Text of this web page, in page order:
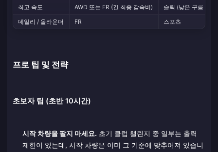
최고 속도
AWD 또는 FR (긴 최종 감속비)
슬릭 (낮은 구름 저항
데일리 / 올라운더
FR 스포츠
프로 팁 및 전략
초보자 팁 (초반 10시간)
시작 차량을 팔지 마세요. 초기 클럽 챌린지 중 일부는 출력
제한이 있는데, 시작 차량은 이미 그 기준에 맞추어져 있습니